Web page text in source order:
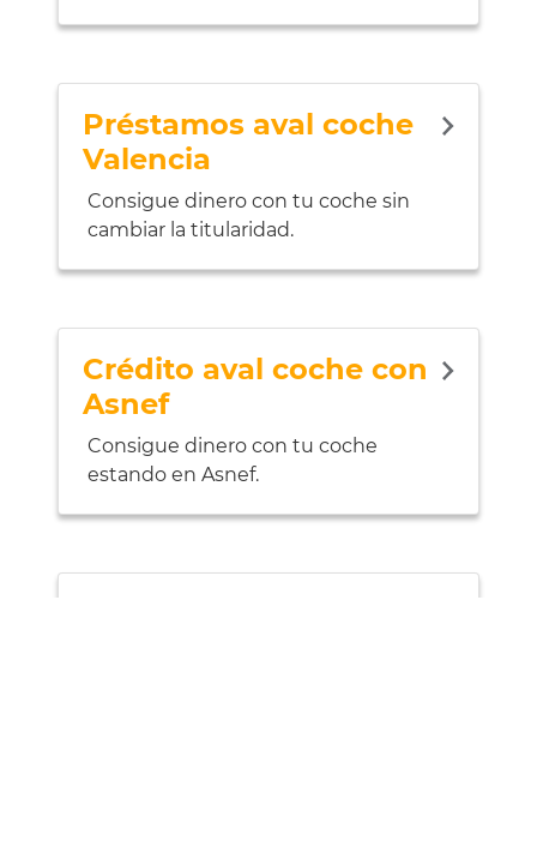
Préstamos aval coche
Valencia
Consigue dinero con tu coche sin
cambiar la titularidad.
Crédito aval coche con
Asnef
Consigue dinero con tu coche
estando en Asnef.